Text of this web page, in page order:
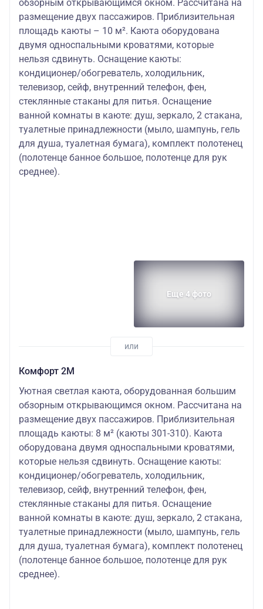
обзорным открывающимся окном. Рассчитана на
размещение двух пассажиров. Приблизительная
площадь каюты – 10 м². Каюта оборудована
двумя односпальными кроватями, которые
нельзя сдвинуть. Оснащение каюты:
кондиционер/обогреватель, холодильник,
телевизор, сейф, внутренний телефон, фен,
стеклянные стаканы для питья. Оснащение
ванной комнаты в каюте: душ, зеркало, 2 стакана,
туалетные принадлежности (мыло, шампунь, гель
для душа, туалетная бумага), комплект полотенец
(полотенце банное большое, полотенце для рук
среднее).
Еще 4 фото
Комфорт 2M
Уютная светлая каюта, оборудованная большим
обзорным открывающимся окном. Рассчитана на
размещение двух пассажиров. Приблизительная
площадь каюты: 8 м² (каюты 301-310). Каюта
оборудована двумя односпальными кроватями,
которые нельзя сдвинуть. Оснащение каюты:
кондиционер/обогреватель, холодильник,
телевизор, сейф, внутренний телефон, фен,
стеклянные стаканы для питья. Оснащение
ванной комнаты в каюте: душ, зеркало, 2 стакана,
туалетные принадлежности (мыло, шампунь, гель
для душа, туалетная бумага), комплект полотенец
(полотенце банное большое, полотенце для рук
среднее).